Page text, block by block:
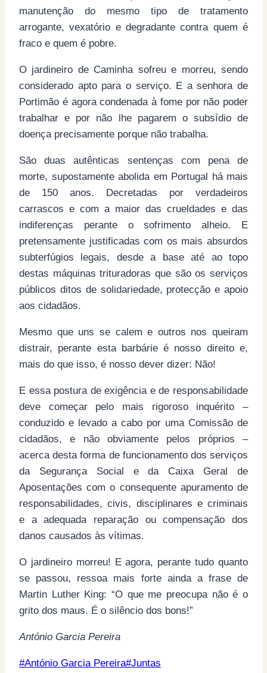
manutenção do mesmo tipo de tratamento
arrogante, vexatório e degradante contra quem é
fraco e quem é pobre.
O jardineiro de Caminha sofreu e morreu, sendo
considerado apto para o serviço. E a senhora de
Portimão é agora condenada à fome por não poder
trabalhar e por não lhe pagarem o subsídio de
doença precisamente porque não trabalha.
São duas autênticas sentenças com pena de
morte, supostamente abolida em Portugal há mais
de 150 anos. Decretadas por verdadeiros
carrascos e com a maior das crueldades e das
indiferenças perante o sofrimento alheio. E
pretensamente justificadas com os mais absurdos
subterfúgios legais, desde a base até ao topo
destas máquinas trituradoras que são os serviços
públicos ditos de solidariedade, protecção e apoio
aos cidadãos.
Mesmo que uns se calem e outros nos queiram
distrair, perante esta barbárie é nosso direito e,
mais do que isso, é nosso dever dizer: Não!
E essa postura de exigência e de responsabilidade
deve começar pelo mais rigoroso inquérito –
conduzido e levado a cabo por uma Comissão de
cidadãos, e não obviamente pelos próprios –
acerca desta forma de funcionamento dos serviços
da Segurança Social e da Caixa Geral de
Aposentações com o consequente apuramento de
responsabilidades, civis, disciplinares e criminais
e a adequada reparação ou compensação dos
danos causados às vítimas.
O jardineiro morreu! E agora, perante tudo quanto
se passou, ressoa mais forte ainda a frase de
Martin Luther King: “O que me preocupa não é o
grito dos maus. É o silêncio dos bons!”
António Garcia Pereira
Post
#António Garcia Pereira#Juntas